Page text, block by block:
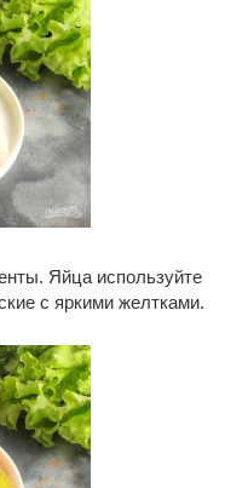
Яйца используйте
с яркими желтками.